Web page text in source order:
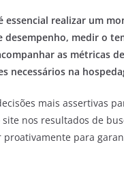
essencial realizar um
medir o
as métricas
necessários na
mais assertivas
nos resultados de
para